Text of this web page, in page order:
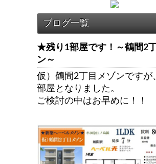
★残り1部屋です！～鶴間2
ン～
仮）鶴間2丁目メゾンですが
部屋となりました。
ご検討の中はお早めに！！